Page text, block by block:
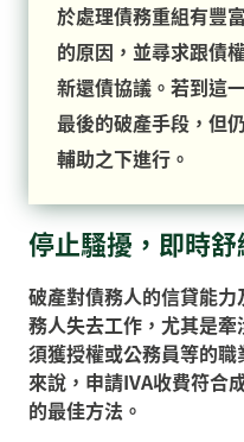
於處理債務重組有豐
的原因，並尋求跟債
新還債協議。若到這
最後的破產手段，但
輔助之下進行。
停止騷擾，即時
破產對債務人的信貸能
務人失去工作，尤其是牽
須獲授權或公務員等的
來說，申請IVA收費符合
的最佳方法。